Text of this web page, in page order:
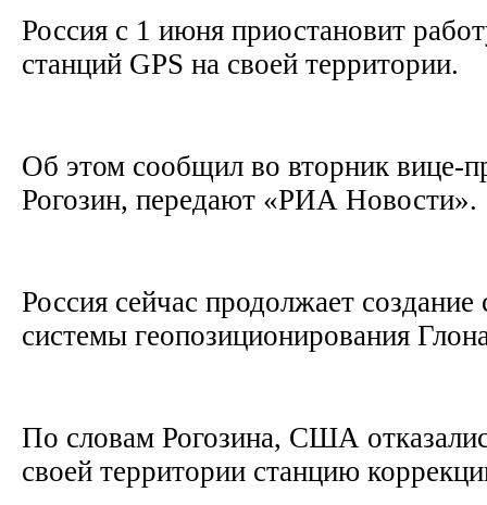
Россия с 1 июня приостановит
станций GPS на своей территории.
Об этом сообщил во вторник вице-
Рогозин, передают «РИА Новости».
Россия сейчас продолжает создание
системы геопозиционирования
По словам Рогозина, США
своей территории станцию